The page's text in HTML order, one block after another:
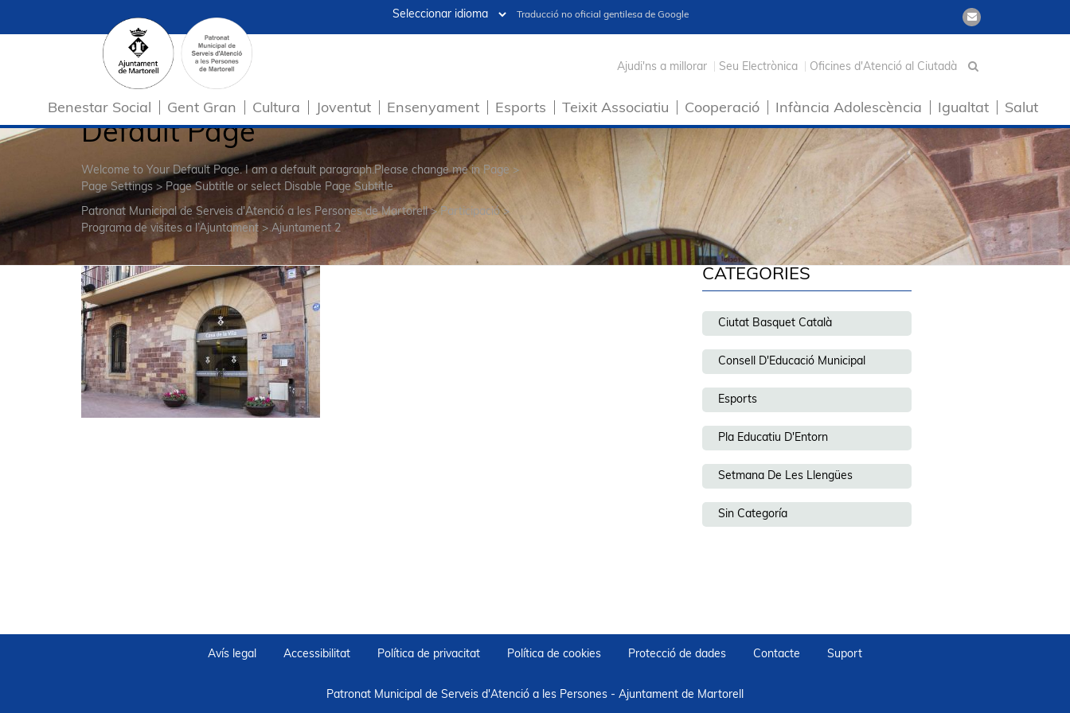
Traducció no oficial gentilesa de Google
Ajudi'ns a millorar Seu Electrònica Oficines d'Atenció al Ciutadà
Benestar Social Gent Gran Cultura Joventut Ensenyament Esports Teixit Associatiu Cooperació Infància Adolescència Igualtat Salut
Default Page
Welcome to Your Default Page. I am a default paragraph.Please change me in Page >
Page Settings > Page Subtitle or select Disable Page Subtitle
Patronat Municipal de Serveis d'Atenció a les Persones de Martorell>Participació>
Programa de visites a l’Ajuntament >Ajuntament 2
CATEGORIES
Ciutat Basquet Català
Consell D'Educació Municipal
Esports
Pla Educatiu D'Entorn
Setmana De Les Llengües
Sin Categoría
Avís legal Accessibilitat Política de privacitat Política de cookies Protecció de dades Contacte Suport
Patronat Municipal de Serveis d'Atenció a les Persones - Ajuntament de Martorell